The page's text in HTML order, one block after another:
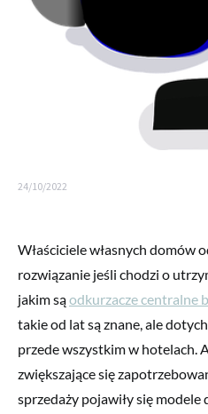
24/10/2022
Właściciele własnych domów
rozwiązanie jeśli chodzi o
jakim sąodkurzacze centralne
takie od lat są znane, ale
przede wszystkim w hotelach.
zwiększające się
sprzedaży pojawiły się